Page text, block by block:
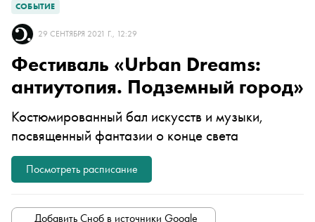
СОБЫТИЕ
29 СЕНТЯБРЯ 2021 Г., 12:29
Фестиваль «Urban Dreams:
антиутопия. Подземный город»
Костюмированный бал искусств и музыки,
посвященный фантазии о конце света
Посмотреть расписание
Добавить Сноб в источники Google